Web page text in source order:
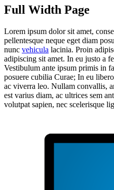
Full Width Page
Lorem ipsum dolor sit amet,
pellentesque neque eget diam
nunc vehicula lacinia. Proin
adipiscing sit amet. In eu justo a
Vestibulum ante ipsum primis in
posuere cubilia Curae; In eu
ac viverra leo. Nullam convallis,
est varius diam, ac ultrices sem
volutpat sapien, nec scelerisque